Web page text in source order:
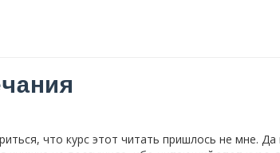
что курс этот читать пришлось не мне. Да